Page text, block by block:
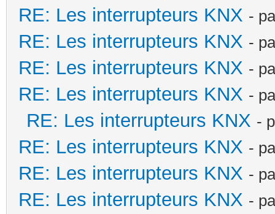
RE: Les interrupteurs KNX -
RE: Les interrupteurs KNX -
RE: Les interrupteurs KNX -
RE: Les interrupteurs KNX -
RE: Les interrupteurs KNX -
RE: Les interrupteurs KNX -
RE: Les interrupteurs KNX -
RE: Les interrupteurs KNX -